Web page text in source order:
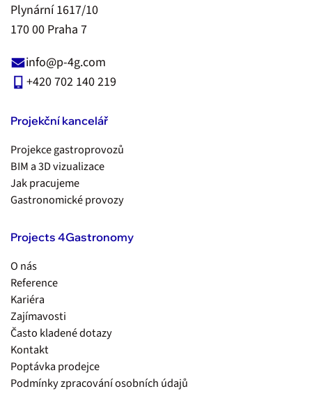
info@p-4g.com
+420 702 140 219
Plynární 1617/10
170 00 Praha 7
Projekční kancelář
Projekce gastroprovozů
BIM a 3D vizualizace
Jak pracujeme
Gastronomické provozy
Projects 4Gastronomy
O nás
Reference
Kariéra
Zajímavosti
Často kladené dotazy
Kontakt
Poptávka prodejce
Podmínky zpracování osobních údajů